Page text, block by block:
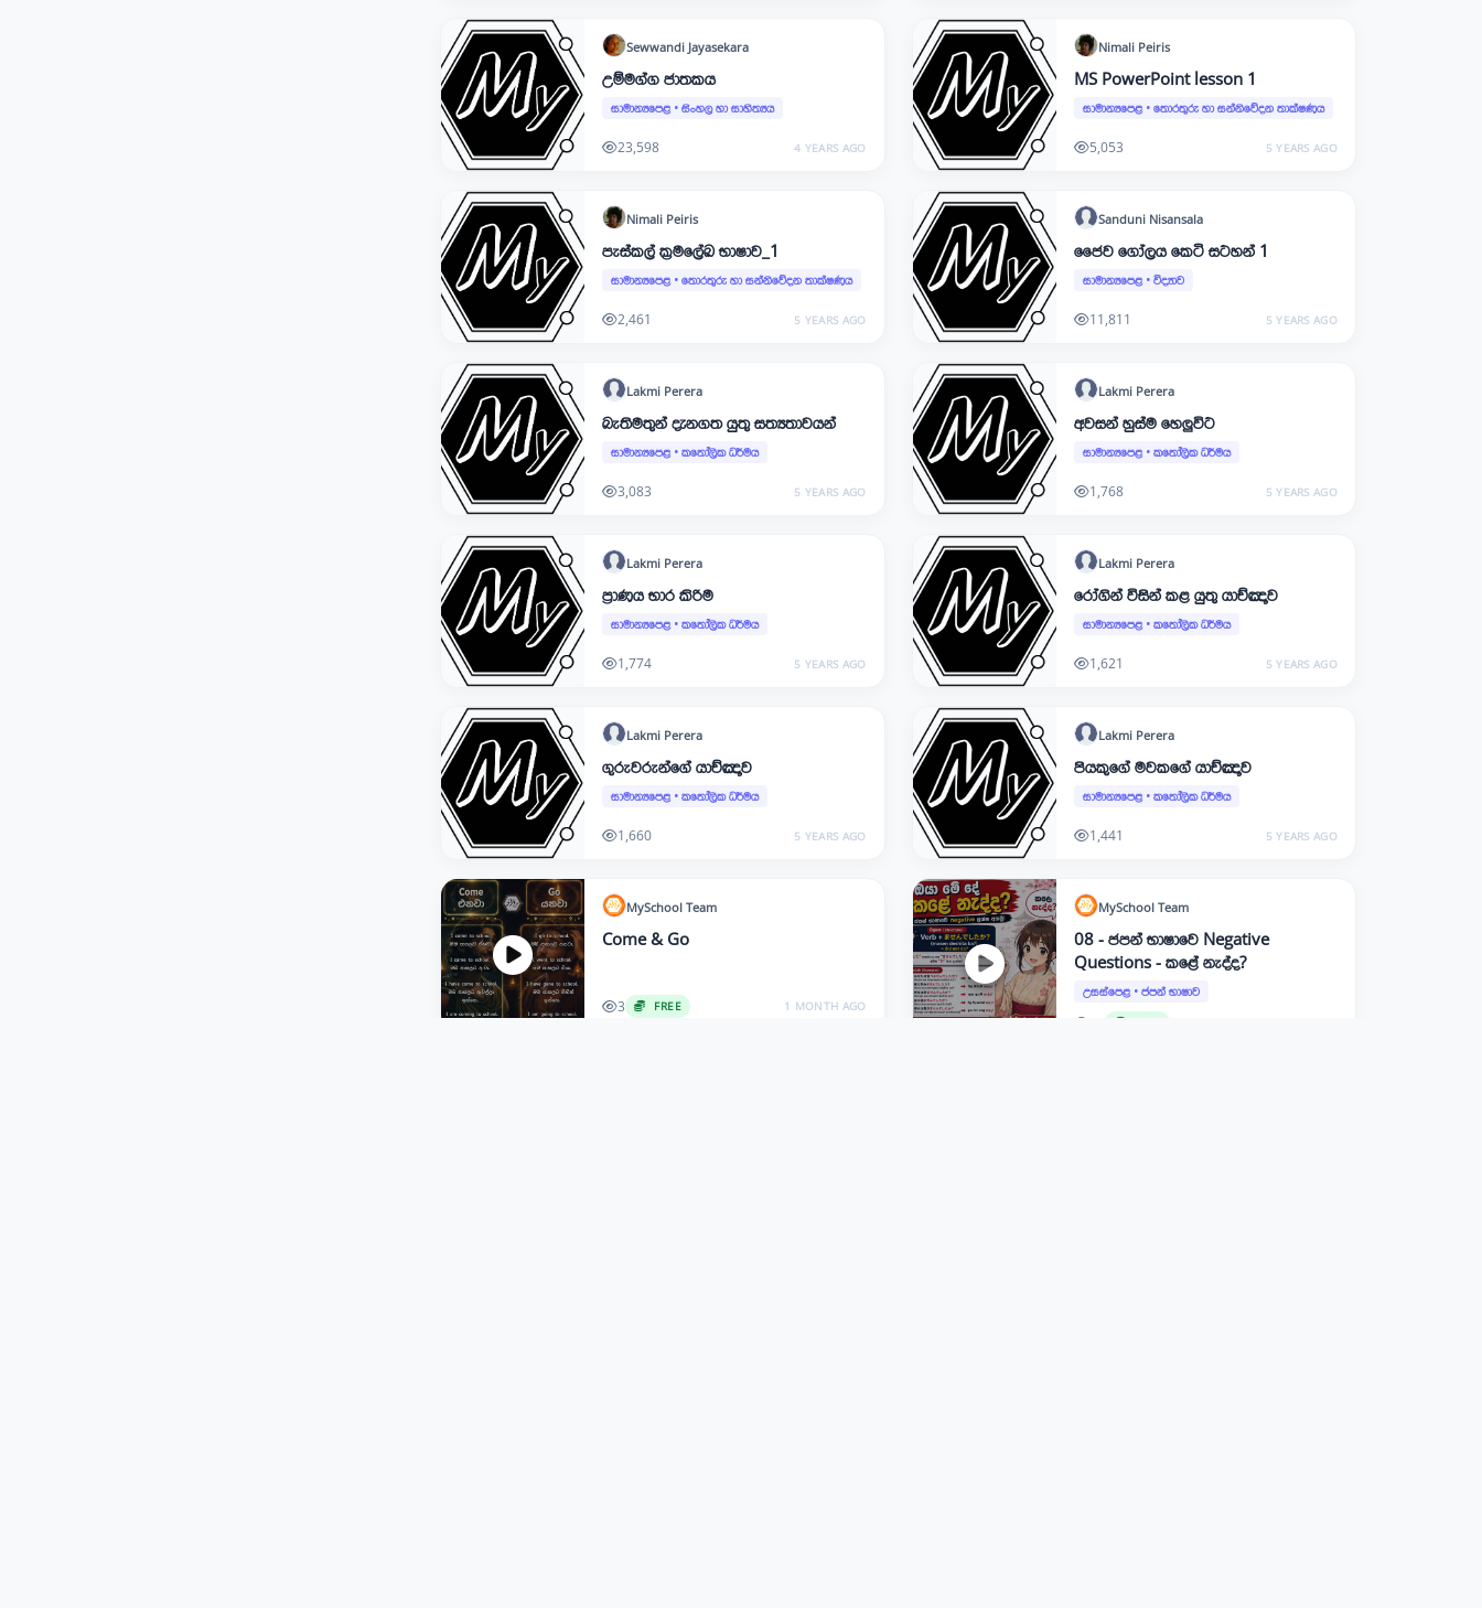
Sewwandi Jayasekara
උම්මග්ග ජාතකය
සාමාන්‍යපෙළ • සිංහල හා සාහිත්‍යය
23,598 4 YEARS AGO
Nimali Peiris
MS PowerPoint lesson 1
සාමාන්‍යපෙළ• තොරතුරු හා සන්නිවේදන තාක්ෂණය
5,053 5 YEARS AGO
Nimali Peiris
පැස්කල් ක්‍රමලේඛ භාෂාව_1
සාමාන්‍යපෙළ • තොරතුරු හා සන්නිවේදන තාක්ෂණය
2,461 5 YEARS AGO
Sanduni Nisansala
ජෛව ගෝලය කෙටි සටහන් 1
සාමාන්‍යපෙළ• විද්‍යාව
11,811 5 YEARS AGO
Lakmi Perera
බැතිමතුන් දැනගත යුතු සත්‍යතාවයන්
සාමාන්‍යපෙළ • කතෝලික ධර්මය
3,083 5 YEARS AGO
Lakmi Perera
අවසන් හුස්ම හෙලුවිට
සාමාන්‍යපෙළ• කතෝලික ධර්මය
1,768 5 YEARS AGO
Lakmi Perera
ප්‍රාණය භාර කිරිම
සාමාන්‍යපෙළ • කතෝලික ධර්මය
1,774 5 YEARS AGO
Lakmi Perera
රෝගින් විසින් කළ යුතු යාච්ඤාව
සාමාන්‍යපෙළ• කතෝලික ධර්මය
1,621 5 YEARS AGO
Lakmi Perera
ගුරුවරුන්ගේ යාච්ඤාව
සාමාන්‍යපෙළ • කතෝලික ධර්මය
1,660 5 YEARS AGO
Lakmi Perera
පියකුගේ මවකගේ යාච්ඤාව
සාමාන්‍යපෙළ• කතෝලික ධර්මය
1,441 5 YEARS AGO
MySchool Team
Come & Go
3 FREE 1 MONTH AGO
MySchool Team
08 - ජපන් භාෂාවෙ Negative
Questions - කළේ නැද්ද?
උසස්පෙළ• ජපන් භාෂාව
FREE